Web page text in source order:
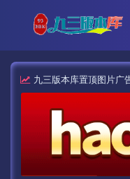
九三版本库置顶图片广